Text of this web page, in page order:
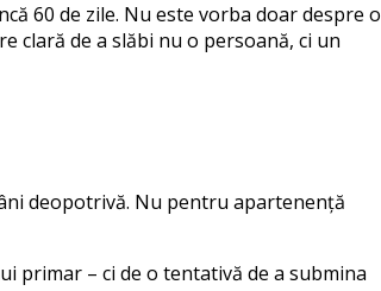
60 de zile. Nu este vorba doar despre o
clară de a slăbi nu o persoană, ci un
deopotrivă. Nu pentru apartenență
primar – ci de o tentativă de a submina